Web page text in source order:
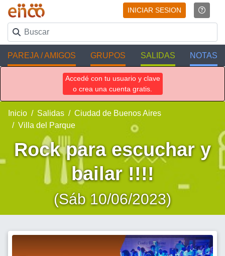
INICIAR SESION
PAREJA / AMIGOS GRUPOS SALIDAS NOTAS
Accedé con tu usuario y clave
o crea una cuenta gratis.
Inicio Salidas
Ciudad de Buenos Aires
Villa del Parque
Rock para escuchar y
bailar !!!!
(Sáb 10/06/2023)